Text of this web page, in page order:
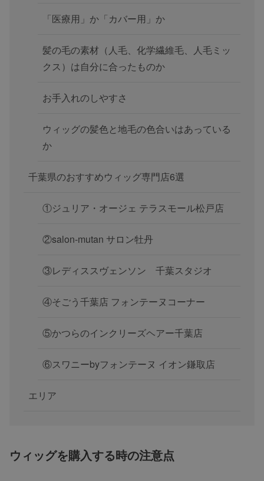
「医療用」か「カバー用」か
髪の毛の素材（人毛、化学繊維毛、人毛ミッ
クス）は自分に合ったものか
お手入れのしやすさ
ウィッグの髪色と地毛の色合いはあっている
か
千葉県のおすすめウィッグ専門店6選
①ジュリア・オージェ テラスモール松戸店
②salon-mutan サロン牡丹
③レディススヴェンソン 千葉スタジオ
④そごう千葉店 フォンテーヌコーナー
⑤かつらのインクリーズヘアー千葉店
⑥スワニーbyフォンテーヌ イオン鎌取店
エリア
ウィッグを購入する時の注意点